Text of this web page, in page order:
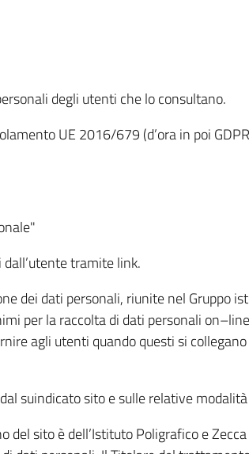
degli utenti che lo consultano.
UE 2016/679 (d’ora in poi
tramite link.
dei dati personali, riunite nel Gruppo
per la raccolta di dati personali
agli utenti quando questi si
suindicato sito e sulle relative
sito è dell’Istituto Poligrafico e